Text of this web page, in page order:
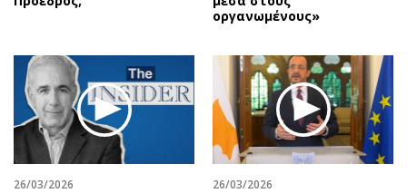
οργανωμένους»
26/03/2026 26/03/2026